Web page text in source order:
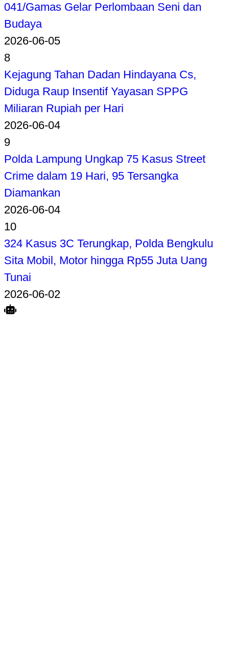
041/Gamas Gelar Perlombaan Seni dan
Budaya
2026-06-05
8
Kejagung Tahan Dadan Hindayana Cs,
Diduga Raup Insentif Yayasan SPPG
Miliaran Rupiah per Hari
2026-06-04
9
Polda Lampung Ungkap 75 Kasus Street
Crime dalam 19 Hari, 95 Tersangka
Diamankan
2026-06-04
10
324 Kasus 3C Terungkap, Polda Bengkulu
Sita Mobil, Motor hingga Rp55 Juta Uang
Tunai
2026-06-02